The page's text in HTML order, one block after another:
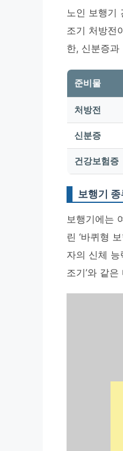
노인 보행기
조기 처방전
한, 신분증
준비물
처방전
신분증
건강보험증
보행기
보행기에는
린 ‘바퀴형
자의 신체 능
조기’와 같